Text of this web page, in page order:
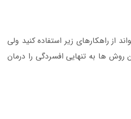
از راهکارهای زیر استفاده کنید ولی
روش ها به تنهایی افسردگی را درمان